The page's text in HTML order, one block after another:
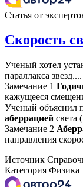
Статья от
Скорость
Ученый хотел
параллакса звезд....
Замечание 1
кажущееся
Ученый объяснил
аберрацией света
Замечание 2
направления
Источник
Категория Физика